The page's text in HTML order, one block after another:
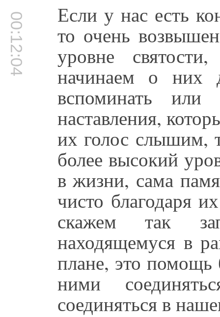
00:12:04 Если у нас есть
то очень
уровне
начинаем о них
вспоминать или
наставления,
их голос слышим,
более высокий
в жизни, сама
чисто благодаря
скажем так
находящемуся в
плане, это
ними
соединяться в